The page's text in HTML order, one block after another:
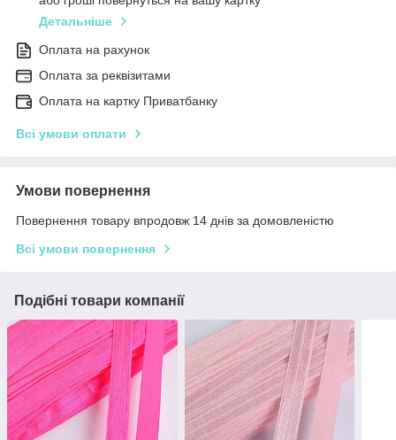
Детальніше
Оплата на рахунок
Оплата за реквізитами
Оплата на картку Приватбанку
Всі умови оплати
Умови повернення
Повернення товару впродовж 14 днів за домовленістю
Всі умови повернення
Подібні товари компанії